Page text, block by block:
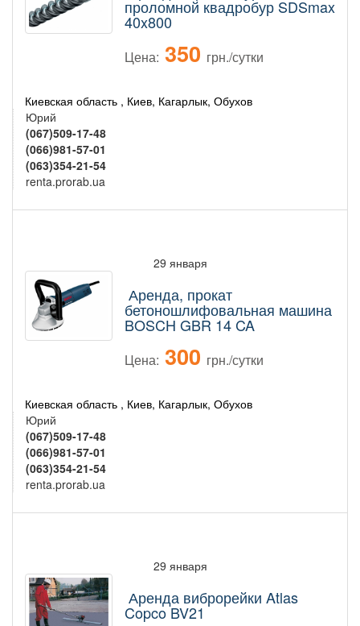
проломной квадробур SDSmax
40x800
Цена: 350 грн./сутки
Киевская область , Киев, Кагарлык, Обухов
Юрий
(067)509-17-48
(066)981-57-01
(063)354-21-54
renta.prorab.ua
29 января
Аренда, прокат
бетоношлифовальная машина
BOSCH GBR 14 CA
Цена: 300 грн./сутки
Киевская область , Киев, Кагарлык, Обухов
Юрий
(067)509-17-48
(066)981-57-01
(063)354-21-54
renta.prorab.ua
29 января
Аренда виброрейки Atlas
Copco BV21